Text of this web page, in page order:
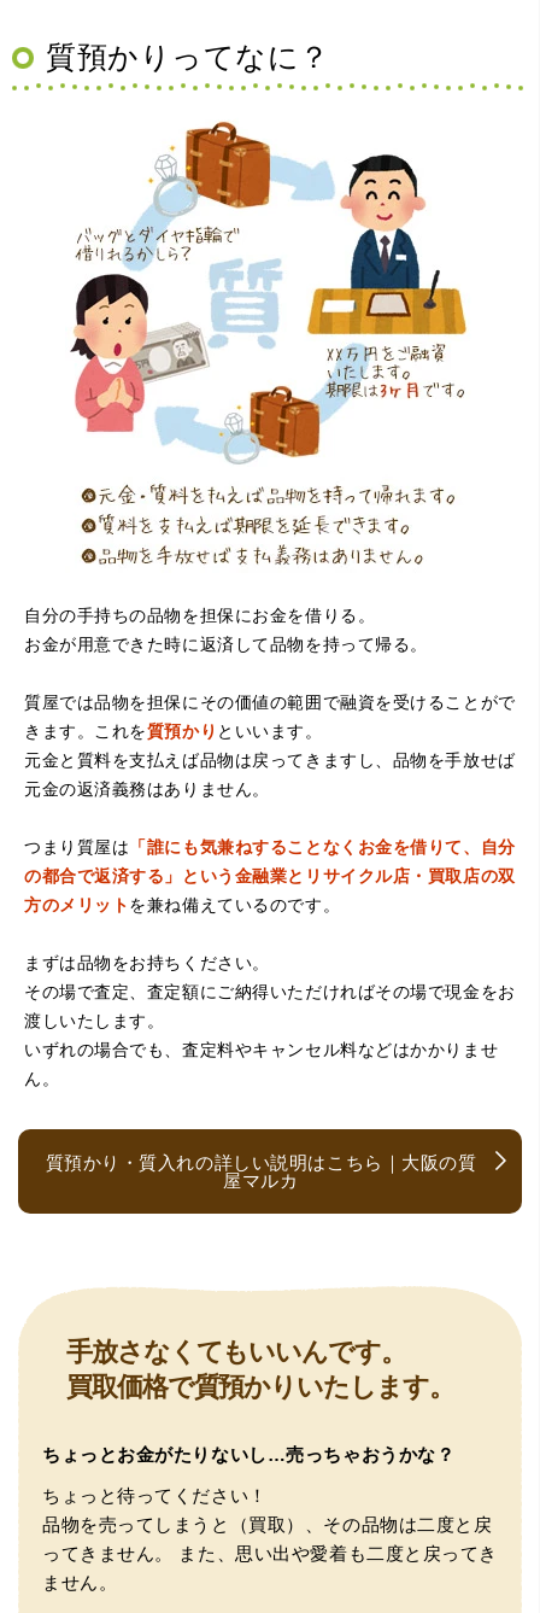
（大阪府豊中市）買取査定の流れがとても丁寧でお話がし
やすくとても良い時間になりました!!満足出来る買取です。
（大阪府寝屋川市）質屋さんは初めてて不安でしたが、他
店買い取りより高く思っていた以上の金額で大満足です。
説明もわかりやすく、優しい話し方の対応でとても良かっ
たです。
（大阪府堺市）電話対応の時からとても感じが良くて来店
してもとても優しく、来て良かったです。これからこちら
でお世話になろうと思いました。ありがとうございまし
た。
（京都府亀岡市）他店舗にも行きましたが、対応の方があ
まりお売りしたくないと思ったので、やめました。こちら
は電話対応からも誠実な印象でしたので、こちらでお売り
しようと思っておりました。この度はありがとうございま
す。
（大阪府大阪市）とても宝石に詳しく、また中古市場の仕
組みもお教えいただけ嬉しかったです。鑑別も素早く驚き
ました。宜しくお願いいたします。(楽器等、様々なジャン
ルに詳しいの流石の一言に尽きます)
質預かりってなに？
自分の手持ちの品物を担保にお金を借りる。
お金が用意できた時に返済して品物を持って帰る。
質屋では品物を担保にその価値の範囲で融資を受けることがで
きます。これを質預かり といいます。
元金と質料を支払えば品物は戻ってきますし、品物を手放せば
元金の返済義務はありません。
つまり質屋は 「誰にも気兼ねすることなくお金を借りて、自分
の都合で返済する」という金融業とリサイクル店・買取店の双
方のメリットを兼ね備えているのです。
まずは品物をお持ちください。
その場で査定、査定額にご納得いただければその場で現金をお
渡しいたします。
いずれの場合でも、査定料やキャンセル料などはかかりませ
ん。
質預かり・質入れの詳しい説明はこちら｜大阪の質
屋マルカ
手放さなくてもいいんです。
買取価格で質預かりいたします。
ちょっとお金がたりないし…売っちゃおうかな？
ちょっと待ってください！
品物を売ってしまうと（買取）、その品物は二度と戻
ってきません。
また、思い出や愛着も二度と戻ってき
ません。